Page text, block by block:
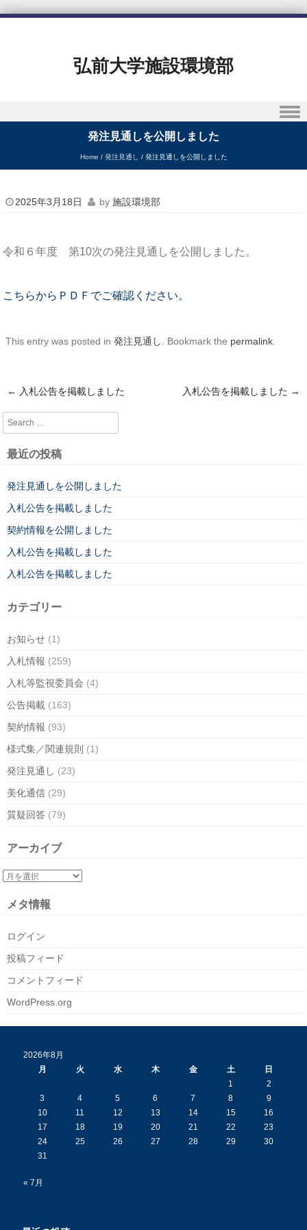
弘前大学施設環境部
発注見通しを公開しました
Home /発注見通し /発注見通しを公開しました
2025年3月18日 by 施設環境部
令和６年度 第10次の発注見通しを公開しました。
こちらからＰＤＦでご確認ください。
This entry was posted in 発注見通し . Bookmark the permalink
Post navigation
← 入札公告を掲載しました 入札公告を掲載しました →
Search
最近の投稿
発注見通しを公開しました
入札公告を掲載しました
契約情報を公開しました
入札公告を掲載しました
入札公告を掲載しました
カテゴリー
お知らせ (1)
入札情報 (259)
入札等監視委員会 (4)
公告掲載 (163)
契約情報 (93)
様式集／関連規則 (1)
発注見通し (23)
美化通信 (29)
質疑回答 (79)
アーカイブ
メタ情報
ログイン
投稿フィード
コメントフィード
WordPress.org
2026年8月
月
火 水 木 金 土
日
1
2
3
4 5 6 7 8
9
10
11 12 13 14 15
16
17
18 19 20 21 22
23
24
25 26 27 28 29
30
31
« 7月